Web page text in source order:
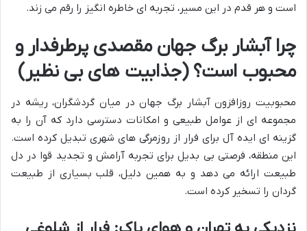
است و هر قدم در این مسیر، تجربه ای خاطره انگیز را رقم می زند.
چرا آبشار برگ جهان مقصدی پرطرفدار و
محبوب است؟ (جذابیت های بی نظیر)
محبوبیت روزافزون آبشار برگ جهان در میان گردشگران، ریشه در
مجموعه ای از عوامل طبیعی و امکانات دسترسی دارد که آن را به
گزینه ای ایده آل برای فرار از روزمرگی های شهری تبدیل کرده است.
این منطقه، فرصتی بی بدیل برای تجربه آرامش و تجدید قوا در دل
طبیعت ارائه می دهد و به همین دلیل، قلب بسیاری از طبیعت
گردان را تسخیر کرده است.